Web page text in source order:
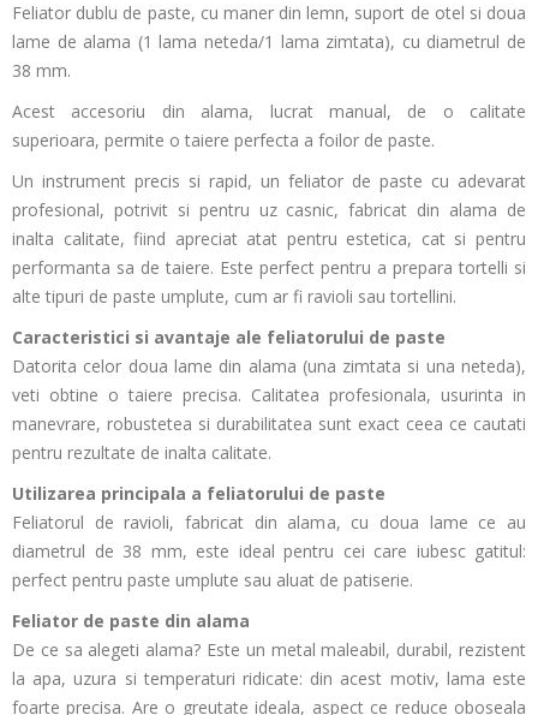
Feliator dublu de paste, cu maner din lemn, suport de otel si doua
lame de alama (1 lama neteda/1 lama zimtata), cu diametrul de
38 mm.
Acest accesoriu din alama, lucrat manual, de o calitate
superioara, permite o taiere perfecta a foilor de paste.
Un instrument precis si rapid, un feliator de paste cu adevarat
profesional, potrivit si pentru uz casnic, fabricat din alama de
inalta calitate, fiind apreciat atat pentru estetica, cat si pentru
performanta sa de taiere. Este perfect pentru a prepara tortelli si
alte tipuri de paste umplute, cum ar fi ravioli sau tortellini.
Caracteristici si avantaje ale feliatorului de paste
Datorita celor doua lame din alama (una zimtata si una neteda),
veti obtine o taiere precisa. Calitatea profesionala, usurinta in
manevrare, robustetea si durabilitatea sunt exact ceea ce cautati
pentru rezultate de inalta calitate.
Utilizarea principala a feliatorului de paste
Feliatorul de ravioli, fabricat din alama, cu doua lame ce au
diametrul de 38 mm, este ideal pentru cei care iubesc gatitul:
perfect pentru paste umplute sau aluat de patiserie.
Feliator de paste din alama
De ce sa alegeti alama? Este un metal maleabil, durabil, rezistent
la apa, uzura si temperaturi ridicate: din acest motiv, lama este
foarte precisa. Are o greutate ideala, aspect ce reduce oboseala